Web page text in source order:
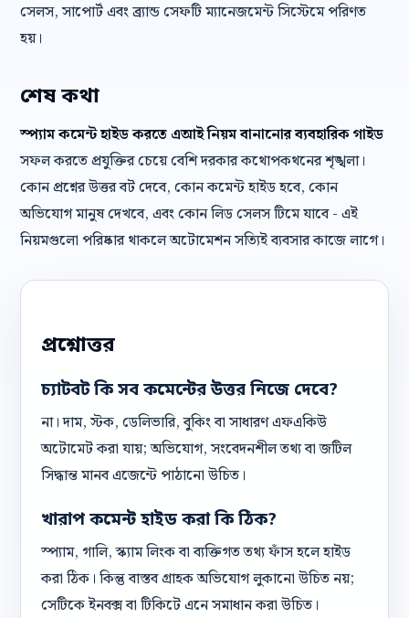
সেলস, সাপোর্ট এবং ব্র্যান্ড সেফটি ম্যানেজমেন্ট সিস্টেমে পরিণত
হয়।
শেষ কথা
স্প্যাম কমেন্ট হাইড করতে এআই নিয়ম বানানোর ব্যবহারিক গাইড
সফল করতে প্রযুক্তির চেয়ে বেশি দরকার কথোপকথনের শৃঙ্খলা।
কোন প্রশ্নের উত্তর বট দেবে, কোন কমেন্ট হাইড হবে, কোন
অভিযোগ মানুষ দেখবে, এবং কোন লিড সেলস টিমে যাবে - এই
নিয়মগুলো পরিষ্কার থাকলে অটোমেশন সত্যিই ব্যবসার কাজে লাগে।
প্রশ্নোত্তর
চ্যাটবট কি সব কমেন্টের উত্তর নিজে দেবে?
না। দাম, স্টক, ডেলিভারি, বুকিং বা সাধারণ এফএকিউ
অটোমেট করা যায়; অভিযোগ, সংবেদনশীল তথ্য বা জটিল
সিদ্ধান্ত মানব এজেন্টে পাঠানো উচিত।
খারাপ কমেন্ট হাইড করা কি ঠিক?
স্প্যাম, গালি, স্ক্যাম লিংক বা ব্যক্তিগত তথ্য ফাঁস হলে হাইড
করা ঠিক। কিন্তু বাস্তব গ্রাহক অভিযোগ লুকানো উচিত নয়;
সেটিকে ইনবক্স বা টিকিটে এনে সমাধান করা উচিত।